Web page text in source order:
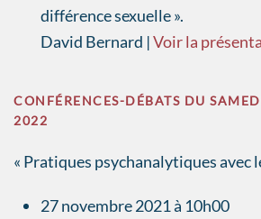
différence sexuelle ».
David Bernard |Voir la
CONFÉRENCES-DÉBATS DU
2022
« Pratiques psychanalytiques avec
27 novembre 2021 à 10h00